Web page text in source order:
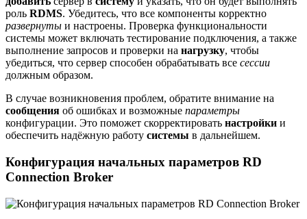
роль RDMS. Убедитесь, что все компоненты корректно
развернуты и настроены. Проверка функциональности
системы может включать тестирование подключения, а также
выполнение запросов и проверки на нагрузку, чтобы
убедиться, что сервер способен обрабатывать все сессии
должным образом.
В случае возникновения проблем, обратите внимание на
сообщения об ошибках и возможные параметры
конфигурации. Это поможет скорректировать настройки и
обеспечить надёжную работу системы в дальнейшем.
Конфигурация начальных параметров RD
Connection Broker